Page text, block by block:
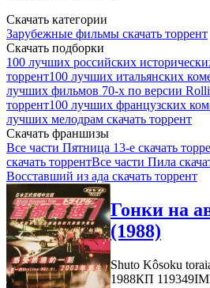
Скачать категории
Зарубежные фильмы скачать торрент
Скачать подборки
100 лучших российских
торрент100 лучших итальянских
лучших фильмов 70-х по версии
торрент100 лучших французских
лучших мелодрам скачать торрент
Скачать франшизы
Все части Пятница 13-е скачать
скачать торрентВсе части Пила
Восставший из ада скачать торрент
Гонки на
(1988)
Shuto Kôsoku
1988КП 119349